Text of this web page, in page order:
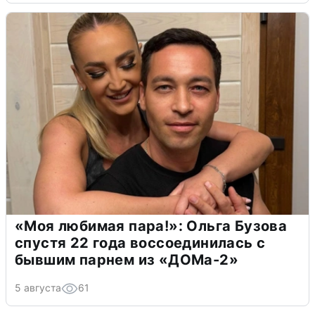
«Моя любимая пара!»: Ольга Бузова
спустя 22 года воссоединилась с
бывшим парнем из «ДОМа-2»
5 августа 61